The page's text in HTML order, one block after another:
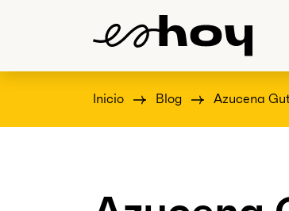
Inicio Blog Azucena